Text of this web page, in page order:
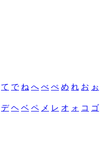
て で ね へ べ ぺ め れ お ぉ
デ ヘ ベ ペ メ レ オ ォ コ ゴ